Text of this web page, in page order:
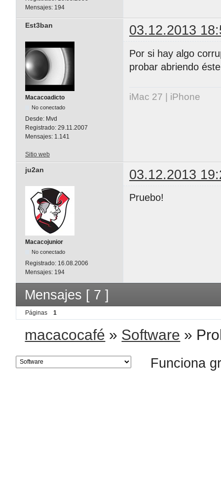
Mensajes: 194
Est3ban 03.12.2013
Macacoadicto
No conectado
Desde: Mvd
Registrado: 29.11.2007
Mensajes: 1.141
Por si hay algo
probar abriendo
iMac 27 | iPhone
Sitio web
ju2an 03.12.2013
Macacojunior
No conectado
Registrado: 16.08.2006
Mensajes: 194
Pruebo!
Mensajes [ 7 ]
Páginas 1
macacocafé » Software »
Funciona